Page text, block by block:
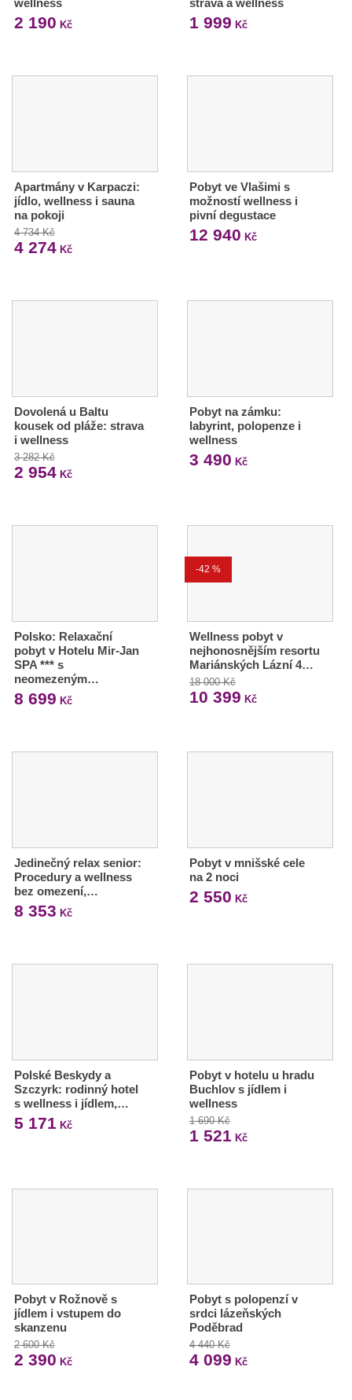
2 190 Kč 1 999 Kč
Apartmány v Karpaczi:
jídlo, wellness i sauna
na pokoji
4 734 Kč
4 274 Kč
Pobyt ve Vlašimi s
možností wellness i
pivní degustace
12 940 Kč
Dovolená u Baltu
kousek od pláže: strava
i wellness
3 282 Kč
2 954 Kč
Pobyt na zámku:
labyrint, polopenze i
wellness
3 490 Kč
Polsko: Relaxační
pobyt v Hotelu Mir-Jan
SPA *** s
neomezeným…
8 699 Kč
-42 %
Wellness pobyt v
nejhonosnějším resortu
Mariánských Lázní 4…
18 000 Kč
10 399 Kč
Jedinečný relax senior:
Procedury a wellness
bez omezení,…
8 353 Kč
Pobyt v mnišské cele
na 2 noci
2 550 Kč
Polské Beskydy a
Szczyrk: rodinný hotel
s wellness i jídlem,…
5 171 Kč
Pobyt v hotelu u hradu
Buchlov s jídlem i
wellness
1 690 Kč
1 521 Kč
Pobyt v Rožnově s
jídlem i vstupem do
skanzenu
2 600 Kč
2 390 Kč
Pobyt s polopenzí v
srdci lázeňských
Poděbrad
4 440 Kč
4 099 Kč